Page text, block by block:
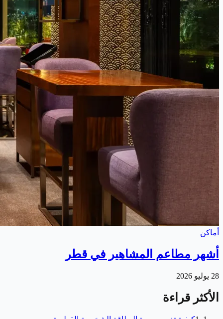
أماكن
أشهر مطاعم المشاهير في قطر
28 يوليو 2026
الأكثر قراءة